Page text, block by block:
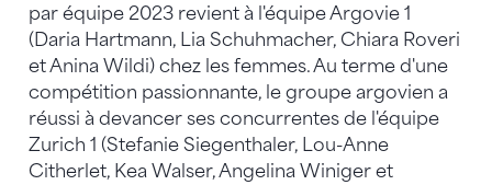
par équipe 2023 revient à l'équipe Argovie 1
(Daria Hartmann, Lia Schuhmacher, Chiara Roveri
et Anina Wildi) chez les femmes. Au terme d'une
compétition passionnante, le groupe argovien a
réussi à devancer ses concurrentes de l'équipe
Zurich 1 (Stefanie Siegenthaler, Lou-Anne
Citherlet, Kea Walser, Angelina Winiger et